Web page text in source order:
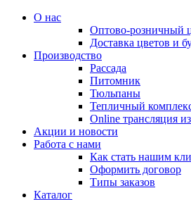
О нас
Оптово-розничный
Доставка цветов и
Производство
Рассада
Питомник
Тюльпаны
Тепличный
Online трансляция
Акции и новости
Работа с нами
Как стать нашим
Оформить договор
Типы заказов
Каталог